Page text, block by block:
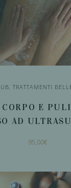
TRATTAMENTI
CORPO E
AD
95,00€
AGGIUNGI AL
CARRELLO